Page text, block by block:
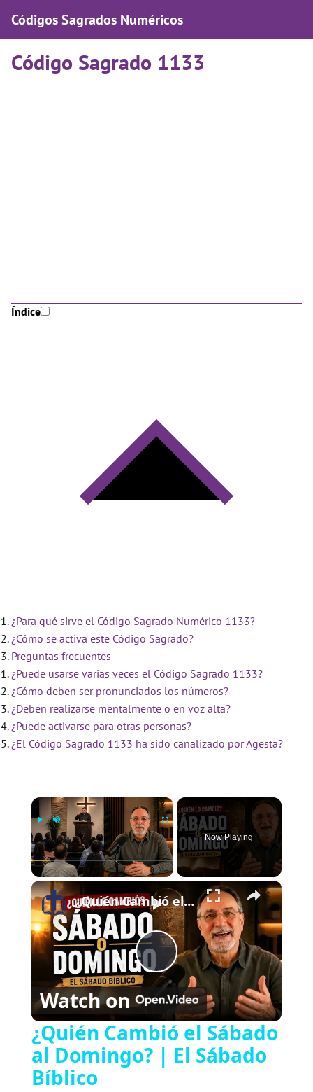
Códigos Sagrados Numéricos
Código Sagrado 1133
Índice
¿Para qué sirve el Código Sagrado Numérico 1133?
¿Cómo se activa este Código Sagrado?
Preguntas frecuentes
¿Puede usarse varias veces el Código Sagrado 1133?
¿Cómo deben ser pronunciados los números?
¿Deben realizarse mentalmente o en voz alta?
¿Puede activarse para otras personas?
¿El Código Sagrado 1133 ha sido canalizado por Agesta?
×
Play Unmute
Now Playing
×
Play
Video
¿Quién Cambió el Sábado al Domingo? | El Sábado Bíblico
Watch on
¿Quién Cambió el Sábado
al Domingo? | El Sábado
Bíblico